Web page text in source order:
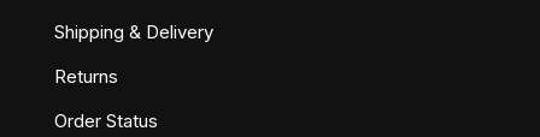
Shipping & Delivery
Returns
Order Status